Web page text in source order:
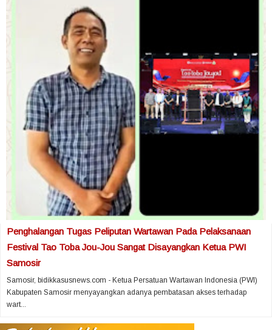
Penghalangan Tugas Peliputan Wartawan Pada Pelaksanaan
Festival Tao Toba Jou-Jou Sangat Disayangkan Ketua PWI
Samosir
Samosir, bidikkasusnews.com - Ketua Persatuan Wartawan Indonesia (PWI)
Kabupaten Samosir menyayangkan adanya pembatasan akses terhadap
wart...